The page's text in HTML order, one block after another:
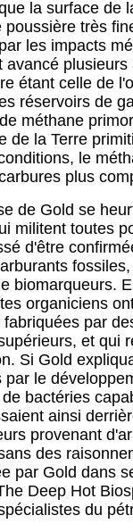
la surface de
poussière très
les impacts
avancé
étant celle de
réservoirs de
méthane
de la Terre
le
plus
de Gold se
militent toutes
d'être
biomarqueurs.
organiciens
fabriquées par
et qui
Si Gold
par le
bactéries
ainsi
provenant
des
par Gold dans
Deep Hot
du